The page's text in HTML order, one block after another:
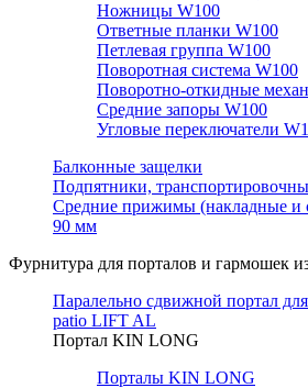
Ножницы W100
Ответные планки W100
Петлевая группа W100
Поворотная система W100
Поворотно-откидные
Средние запоры W100
Угловые переключатели
Балконные защелки
Подпятники,
Средние прижимы (накладные и
90 мм
Фурнитура для порталов и гармошек
Паралельно сдвижной портал
patio LIFT AL
Портал KIN LONG
Порталы KIN LONG